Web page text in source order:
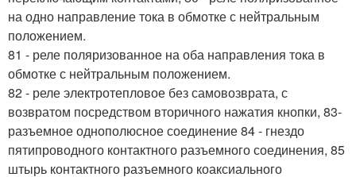
на одно направление тока в обмотке с нейтральным
положением.
81 - реле поляризованное на оба направления тока в
обмотке с нейтральным положением.
82 - реле электротепловое без самовозврата, с
возвратом посредством вторичного нажатия кнопки, 83-
разъемное однополюсное соединение 84 - гнездо
пятипроводного контактного разъемного соединения, 85
штырь контактного разъемного коаксиального